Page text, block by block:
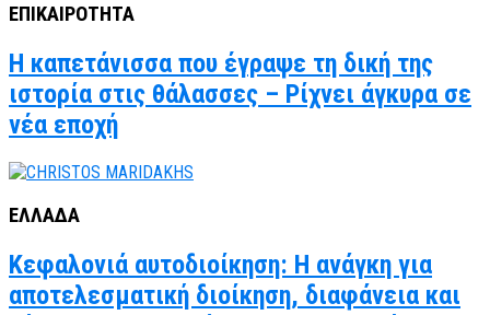
ΕΠΙΚΑΙΡΟΤΗΤΑ
Η καπετάνισσα που έγραψε τη δική της
ιστορία στις θάλασσες – Ρίχνει άγκυρα σε
νέα εποχή
ΕΛΛΑΔΑ
Κεφαλονιά αυτοδιοίκηση: Η ανάγκη για
αποτελεσματική διοίκηση, διαφάνεια και